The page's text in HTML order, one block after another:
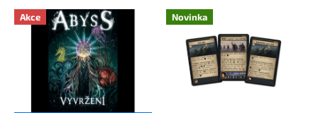
V Akce Novinka